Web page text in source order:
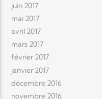
juin 2017
mai 2017
avril 2017
mars 2017
février 2017
janvier 2017
décembre 2016
novembre 2016